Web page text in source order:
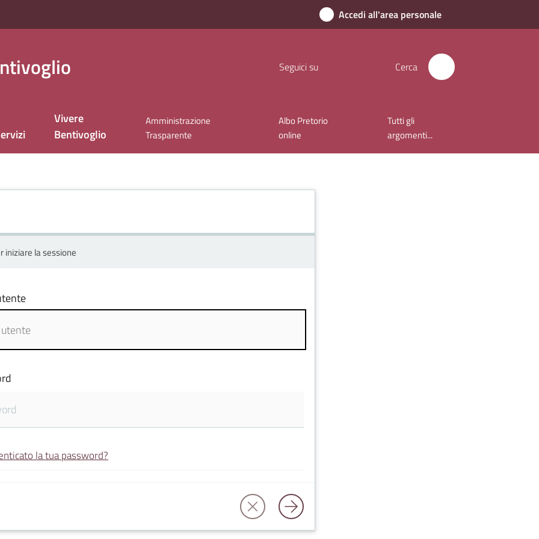
Accedi all'area personale
Seguici su Cerca
Vivere
Bentivoglio
Amministrazione
Trasparente
Albo Pretorio
online
Tutti gli
argomenti...
iniziare la sessione
la tua password?